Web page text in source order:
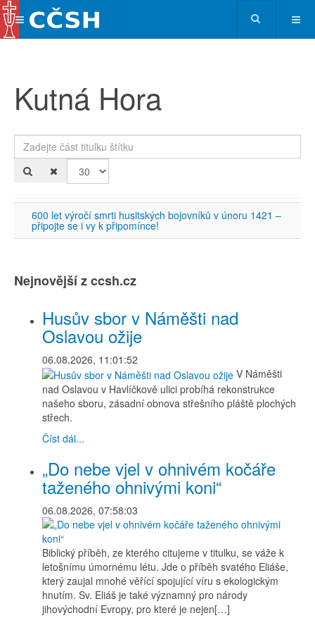
Kutná Hora
Zadejte část titulku štítku
600 let výročí smrti husitských bojovníků v únoru 1421 –
připojte se i vy k připomínce!
Nejnovější z ccsh.cz
Husův sbor v Náměšti nad
Oslavou ožije
06.08.2026, 11:01:52
V Náměšti
nad Oslavou v Havlíčkově ulici probíhá rekonstrukce
našeho sboru, zásadní obnova střešního pláště plochých
střech.
Číst dál...
„Do nebe vjel v ohnivém kočáře
taženého ohnivými koni“
06.08.2026, 07:58:03
Biblický příběh, ze kterého citujeme v titulku, se váže k
letošnímu úmornému létu. Jde o příběh svatého Eliáše,
který zaujal mnohé věřící spojující víru s ekologickým
hnutím. Sv. Eliáš je také významný pro národy
jihovýchodní Evropy, pro které je nejen[…]